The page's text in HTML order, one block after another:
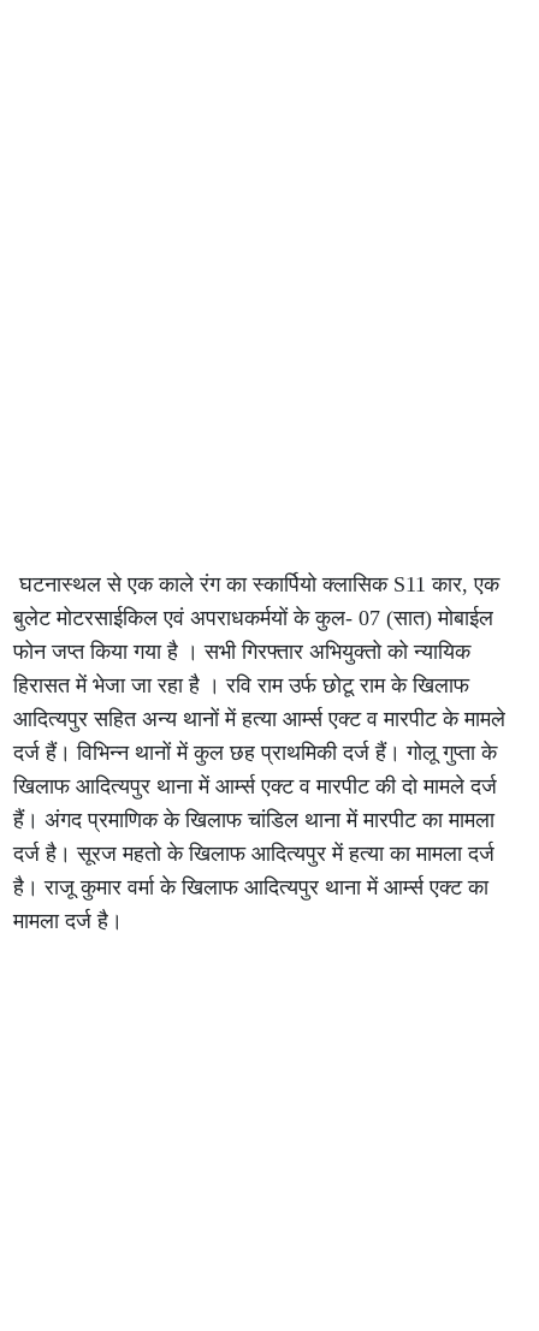
घटनास्थल से एक काले रंग का स्कार्पियो क्लासिक S11 कार, एक
बुलेट मोटरसाईकिल एवं अपराधकर्मयों के कुल- 07 (सात) मोबाईल
फोन जप्त किया गया है । सभी गिरफ्तार अभियुक्तो को न्यायिक
हिरासत में भेजा जा रहा है । रवि राम उर्फ छोटू राम के खिलाफ
आदित्यपुर सहित अन्य थानों में हत्या आर्म्स एक्ट व मारपीट के मामले
दर्ज हैं। विभिन्न थानों में कुल छह प्राथमिकी दर्ज हैं। गोलू गुप्ता के
खिलाफ आदित्यपुर थाना में आर्म्स एक्ट व मारपीट की दो मामले दर्ज
हैं। अंगद प्रमाणिक के खिलाफ चांडिल थाना में मारपीट का मामला
दर्ज है। सूरज महतो के खिलाफ आदित्यपुर में हत्या का मामला दर्ज
है। राजू कुमार वर्मा के खिलाफ आदित्यपुर थाना में आर्म्स एक्ट का
मामला दर्ज है।